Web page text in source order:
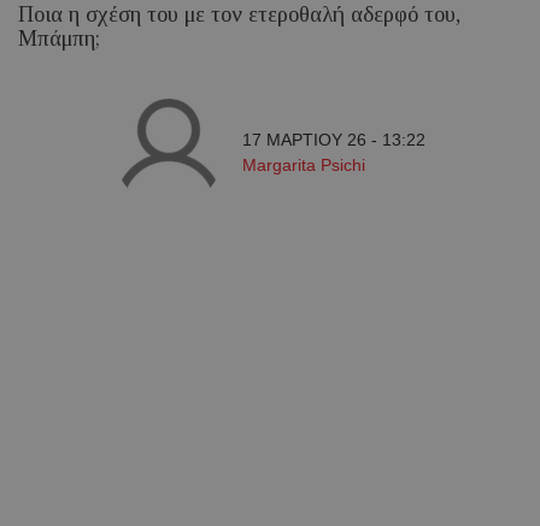
Ποια η σχέση του με τον ετεροθαλή αδερφό του,
Μπάμπη;
17 ΜΑΡΤΙΟΥ 26 - 13:22
Margarita Psichi